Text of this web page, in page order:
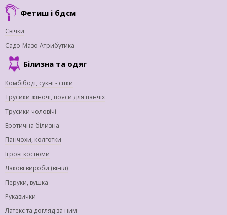
Фетиш і бдсм
Свічки
Садо-Мазо Атрибутика
Білизна та одяг
Комбібоді, сукні - сітки
Трусики жіночі, пояси для панчіх
Трусики чоловічі
Еротична білизна
Панчохи, колготки
Ігрові костюми
Лакові вироби (вініл)
Перуки, вушка
Рукавички
Латекс та догляд за ним